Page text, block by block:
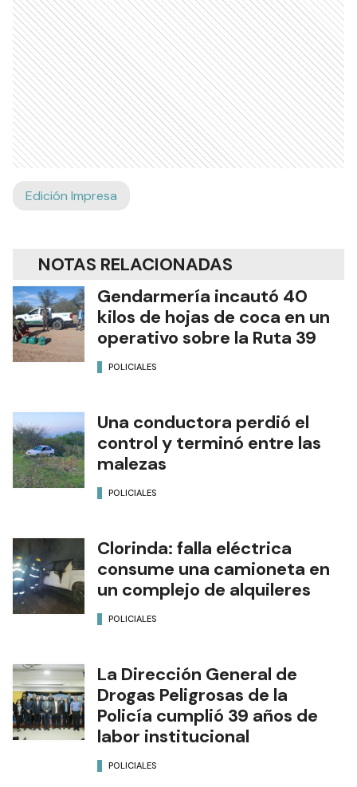
Edición Impresa
NOTAS RELACIONADAS
Gendarmería incautó 40
kilos de hojas de coca en un
operativo sobre la Ruta 39
POLICIALES
Una conductora perdió el
control y terminó entre las
malezas
POLICIALES
Clorinda: falla eléctrica
consume una camioneta en
un complejo de alquileres
POLICIALES
La Dirección General de
Drogas Peligrosas de la
Policía cumplió 39 años de
labor institucional
POLICIALES